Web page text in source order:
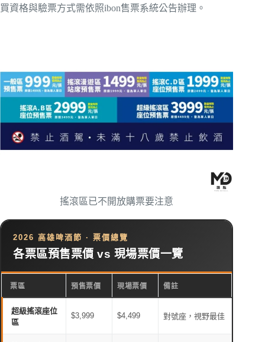
買資格與驗票方式需依照ibon售票系統公告辦理。
搖滾區已不開放購票要注意
2026 高雄啤酒節 · 票價總覽
各票區預售票價 vs 現場票價一覽
票區 預售票價 現場票價 備註
超級搖滾座位
區
$3,999 $4,499 對號座，視野最佳